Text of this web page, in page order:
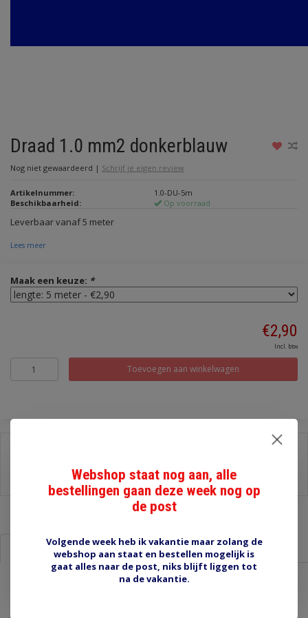
Draad 1.0 mm2 donkerblauw
Nog niet gewaardeerd | Schrijf je eigen review
Artikelnummer:
1.0-DU-5m
Beschikbaarheid:
Op voorraad
Leverbaar vanaf 5 meter
Lees meer
Maak een keuze: *
€2,90
Incl. btw
Toevoegen aan winkelwagen
Stel een vraag over dit product
Informatie Reviews (0)
Webshop staat nog aan, alle
bestellingen gaan deze week nog op
de post
Volgende week heb ik vakantie maar zolang de
webshop aan staat en bestellen mogelijk is
gaat alles naar de post, niks blijft liggen tot
na de vakantie.